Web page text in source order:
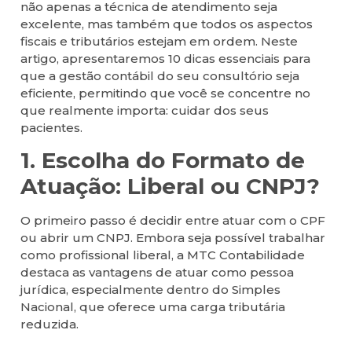
não apenas a técnica de atendimento seja
excelente, mas também que todos os aspectos
fiscais e tributários estejam em ordem. Neste
artigo, apresentaremos 10 dicas essenciais para
que a gestão contábil do seu consultório seja
eficiente, permitindo que você se concentre no
que realmente importa: cuidar dos seus
pacientes.
1. Escolha do Formato de
Atuação: Liberal ou CNPJ?
O primeiro passo é decidir entre atuar com o CPF
ou abrir um CNPJ. Embora seja possível trabalhar
como profissional liberal, a MTC Contabilidade
destaca as vantagens de atuar como pessoa
jurídica, especialmente dentro do Simples
Nacional, que oferece uma carga tributária
reduzida.